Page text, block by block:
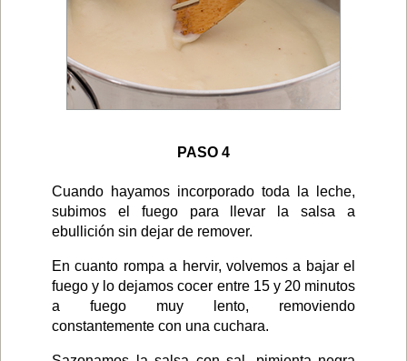
PASO 4
Cuando hayamos incorporado toda la leche,
subimos el fuego para llevar la salsa a
ebullición sin dejar de remover.
En cuanto rompa a hervir, volvemos a bajar el
fuego y lo dejamos cocer entre 15 y 20 minutos
a fuego muy lento, removiendo
constantemente con una cuchara.